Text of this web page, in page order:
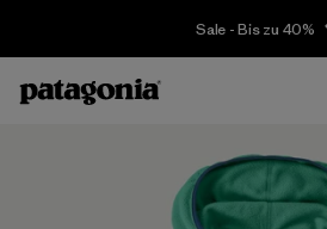
Sale - Bis zu 40%